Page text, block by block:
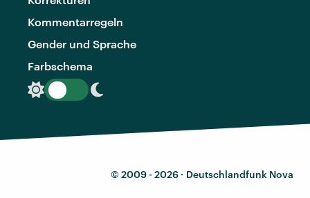
Kommentarregeln
Gender und Sprache
Farbschema
© 2009 - 2026 · Deutschlandfunk Nova